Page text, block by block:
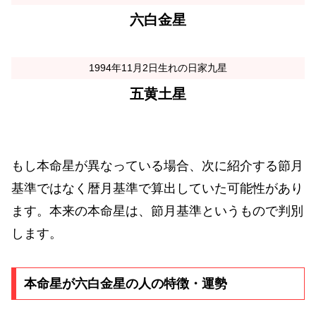
六白金星
1994年11月2日生れの日家九星
五黄土星
もし本命星が異なっている場合、次に紹介する節月
基準ではなく暦月基準で算出していた可能性があり
ます。本来の本命星は、節月基準というもので判別
します。
本命星が六白金星の人の特徴・運勢